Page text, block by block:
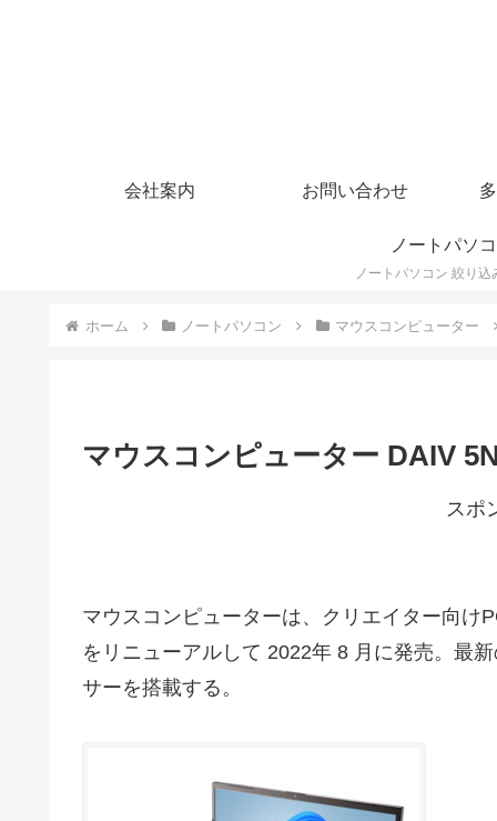
会社案内 お問い合わせ
ノートパソ
ホーム ノートパソコン マウスコンピューター
マウスコンピューター DAIV
スポ
マウスコンピューターは、クリエイター向け
をリニューアルして 2022年 8 月に発売。最
サーを搭載する。